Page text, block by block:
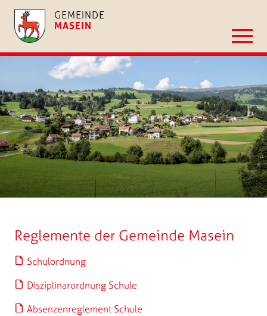
GEMEINDE
MASEIN
Reglemente der Gemeinde Masein
Schulordnung
Disziplinarordnung Schule
Absenzenreglement Schule